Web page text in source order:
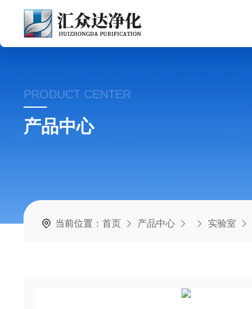
PRODUCT CENTER
产品中心
当前位置：首页 产品中心 实验室